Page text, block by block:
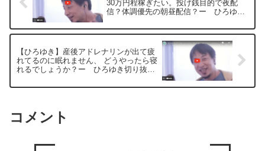
30万円程稼ぎたい。投げ銭目的で夜配
信？体調優先の朝昼配信？ー ひろゆき
【ひろゆき】産後アドレナリンが出て疲
れてるのに眠れません、 どうやったら寝
れるでしょうか？ー ひろゆき切り抜
コメント